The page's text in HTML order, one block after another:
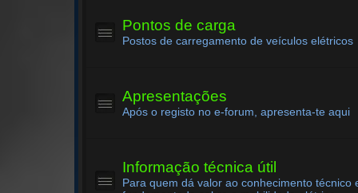
Pontos de carga
Postos de carregamento de veículos elétricos
Apresentações
Após o registo no e-forum, apresenta-te aqui
Informação técnica útil
Para quem dá valor ao conhecimento técnico